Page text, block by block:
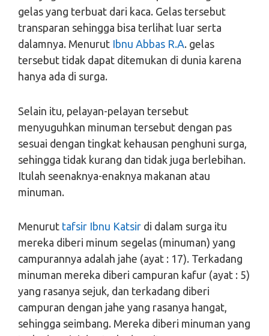
gelas yang terbuat dari kaca. Gelas tersebut
transparan sehingga bisa terlihat luar serta
dalamnya. Menurut Ibnu Abbas R.A. gelas
tersebut tidak dapat ditemukan di dunia karena
hanya ada di surga.
Selain itu, pelayan-pelayan tersebut
menyuguhkan minuman tersebut dengan pas
sesuai dengan tingkat kehausan penghuni surga,
sehingga tidak kurang dan tidak juga berlebihan.
Itulah seenaknya-enaknya makanan atau
minuman.
Menurut tafsir Ibnu Katsir di dalam surga itu
mereka diberi minum segelas (minuman) yang
campurannya adalah jahe (ayat : 17). Terkadang
minuman mereka diberi campuran kafur (ayat : 5)
yang rasanya sejuk, dan terkadang diberi
campuran dengan jahe yang rasanya hangat,
sehingga seimbang. Mereka diberi minuman yang